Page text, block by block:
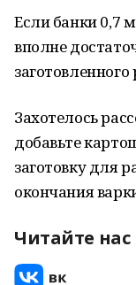
Если банки 0,7
вполне
Захотелось
добавьте
заготовку для
окончания
Читайте нас